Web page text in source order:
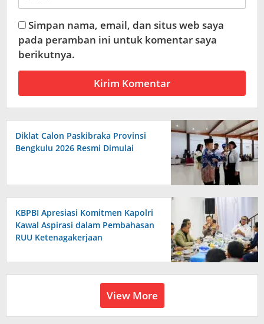
Simpan nama, email, dan situs web saya
pada peramban ini untuk komentar saya
berikutnya.
Diklat Calon Paskibraka Provinsi
Bengkulu 2026 Resmi Dimulai
KBPBI Apresiasi Komitmen Kapolri
Kawal Aspirasi dalam Pembahasan
RUU Ketenagakerjaan
View More